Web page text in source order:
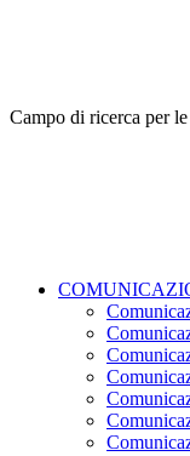
Campo di ricerca per